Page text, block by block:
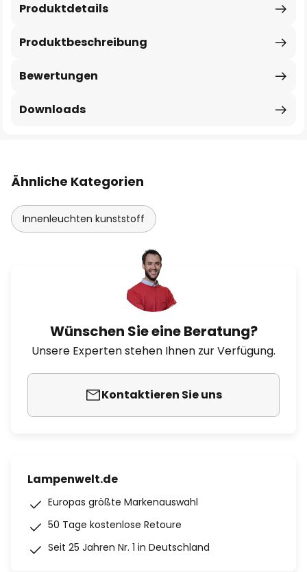
Produktbeschreibung
Produktdetails
Bewertungen
Downloads
Ähnliche Kategorien
Innenleuchten kunststoff
Wünschen Sie eine Beratung?
Unsere Experten stehen Ihnen zur Verfügung.
Kontaktieren Sie uns
Lampenwelt.de
Europas größte Markenauswahl
50 Tage kostenlose Retoure
Seit 25 Jahren Nr. 1 in Deutschland